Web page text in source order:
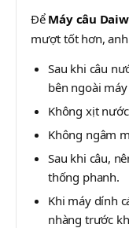
Để Máy câu
mượt tốt hơn,
Sau khi câu
bên ngoài
Không xịt
Không ngâm
Sau khi câu,
thống phanh.
Khi máy dính
nhàng trước